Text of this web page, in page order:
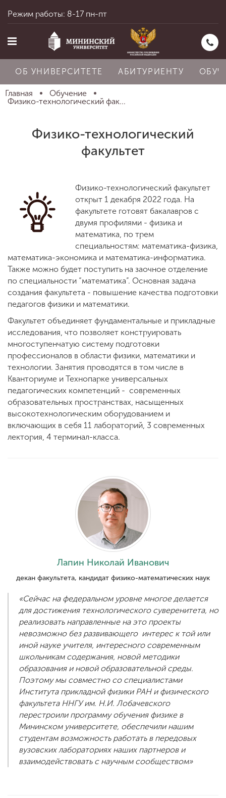
Об университете
Абитуриенту
Обучение
Наука
Международная
деятельность
Другие виды
деятельности
Студенческая жизнь
Сведения об
образовательной
организации
CHI
Приемная
Режим работы: 8-17 пн-пт
ОБ УНИВЕРСИТЕТЕ АБИТУРИЕНТУ
Главная
Обучение
Физико-технологический фак...
Физико-технологический
факультет
Физико-технологический факультет
открыт 1 декабря 2022 года. На
факультете готовят бакалавров с
двумя профилями - физика и
математика, по трем
специальностям: математика-физика,
математика-экономика и математика-информатика.
Также можно будет поступить на заочное отделение
по специальности “математика”. Основная задача
создания факультета - повышение качества подготовки
педагогов физики и математики.
Факультет объединяет фундаментальные и прикладные
исследования, что позволяет конструировать
многоступенчатую систему подготовки
профессионалов в области физики, математики и
технологии. Занятия проводятся в том числе в
Кванториуме и Технопарке универсальных
педагогических компетенций - современных
образовательных пространствах, насыщенных
высокотехнологическим оборудованием и
включающих в себя 11 лабораторий, 3 современных
лектория, 4 терминал-класса.
Лапин Николай Иванович
декан факультета, кандидат физико-математических наук
«Сейчас на федеральном уровне многое делается
для достижения технологического суверенитета, но
реализовать направленные на это проекты
невозможно без развивающего интерес к той или
иной науке учителя, интересного современным
школьникам содержания, новой методики
образования и новой образовательной среды.
Поэтому мы совместно со специалистами
Института прикладной физики РАН и физического
факультета ННГУ им. Н.И. Лобачевского
перестроили программу обучения физике в
Мининском университете, обеспечили нашим
студентам возможность работать в передовых
вузовских лабораториях наших партнеров и
взаимодействовать с научным сообществом»